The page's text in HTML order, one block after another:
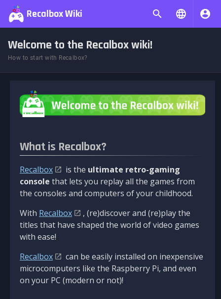
Recalbox Wiki
Welcome to the Recalbox wiki!
How to start with Recalbox?
What is Recalbox?
Recalbox is the ultimate retro-gaming
console that lets you replay all the games from
the consoles and computers of your childhood.
With Recalbox
, (re)discover and (re)play the
titles that have shaped the world of video games
with ease!
Recalbox
can be easily installed on inexpensive
microcomputers like the Raspberry Pi, and even
on your PC (modern or not)!